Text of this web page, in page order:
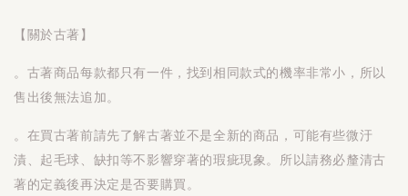
【關於古著】
。古著商品每款都只有一件，找到相同款式的機率非常小，所以
售出後無法追加。
。在買古著前請先了解古著並不是全新的商品，可能有些微汙
漬、起毛球、缺扣等不影響穿著的瑕疵現象。所以請務必釐清古
著的定義後再決定是否要購買。